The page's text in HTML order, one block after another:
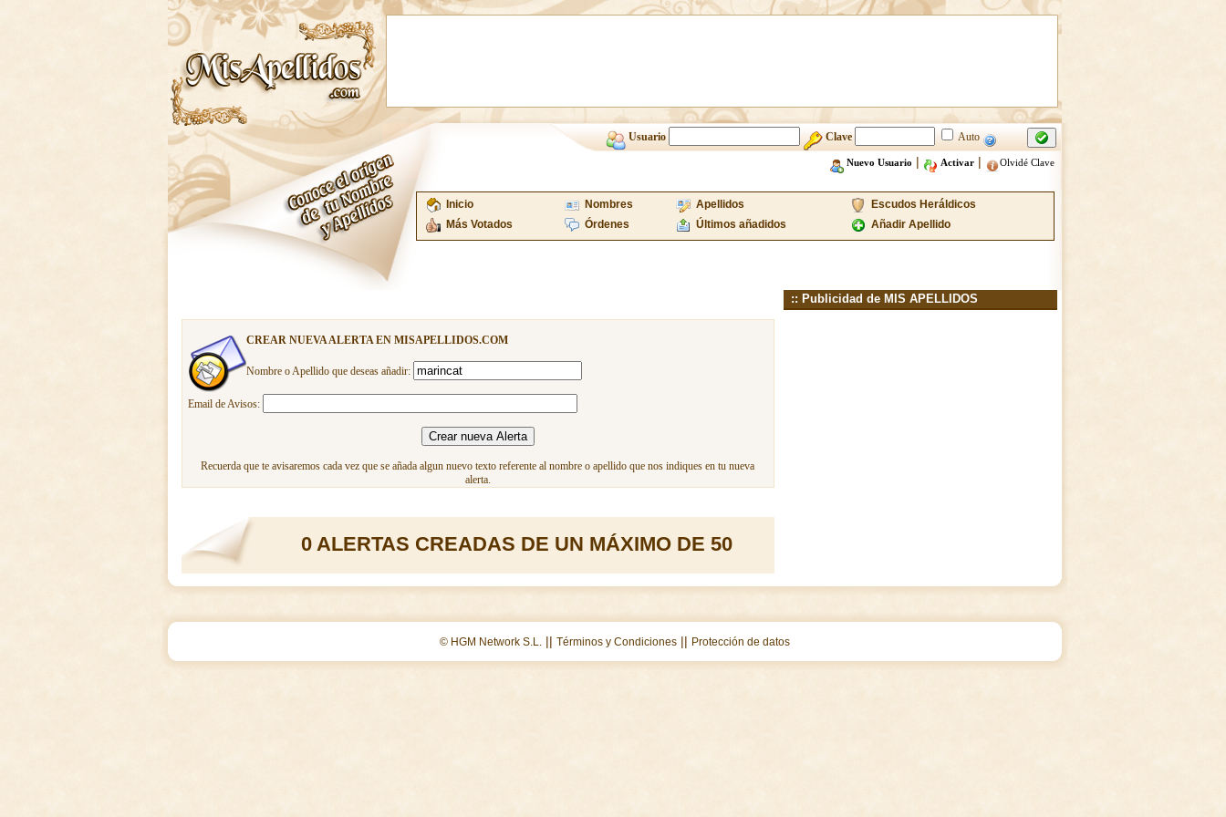
Usuario Clave Auto
Nuevo Usuario | Activar| Olvidé Clave
Inicio Nombres Apellidos
Escudos Heráldicos
Más Votados
Órdenes Últimos añadidos Añadir Apellido
CREAR NUEVA ALERTA EN MISAPELLIDOS.COM
Nombre o Apellido que deseas añadir:
Email de Avisos:
Recuerda que te avisaremos cada vez que se añada algun nuevo texto referente al nombre o apellido que nos indiques en tu nueva
alerta.
0 ALERTAS CREADAS DE UN MÁXIMO DE 50
:: Publicidad de MIS APELLIDOS
© HGM Network S.L. || Términos y Condiciones|| Protección de datos